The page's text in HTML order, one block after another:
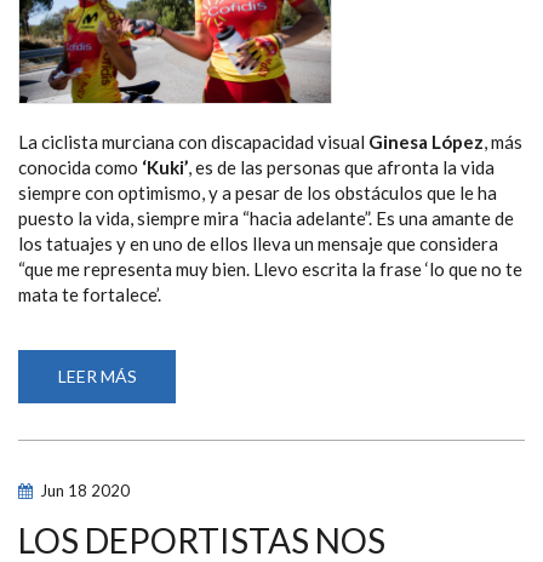
La ciclista murciana con discapacidad visual Ginesa López, más
conocida como ‘Kuki’, es de las personas que afronta la vida
siempre con optimismo, y a pesar de los obstáculos que le ha
puesto la vida, siempre mira “hacia adelante”. Es una amante de
los tatuajes y en uno de ellos lleva un mensaje que considera
“que me representa muy bien. Llevo escrita la frase ‘lo que no te
mata te fortalece’.
LEER MÁS
LÓPEZ:
TATUADA
NO
TE
Jun 18 2020
LOS DEPORTISTAS NOS